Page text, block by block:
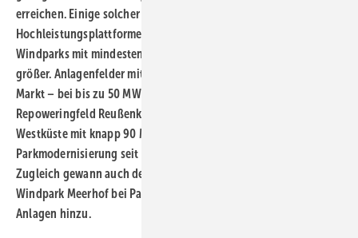
erreichen. Einige solcher Windturbinenvierer aus jüngsten
Hochleistungsplattformen gingen 2022 ans Netz. Von 21
Windparks mit mindestens 20 MW waren viele sogar deutlich
größer. Anlagenfelder mit fünf bis neun Maschinen prägten den
Markt – bei bis zu 50 MW Nennleistung. Größtes Projekt war das
Repoweringfeld Reußenköge an der schleswig-holsteinischen
Westküste mit knapp 90 MW. Hier entstand nach jahrelanger
Parkmodernisierung seit 2015 ein 300-MW-Windkraftwerk.
Zugleich gewann auch der bisher größte Repowering-Windpark,
Windpark Meerhof bei Paderborn, sechs weitere Vier-MW-
Anlagen hinzu.